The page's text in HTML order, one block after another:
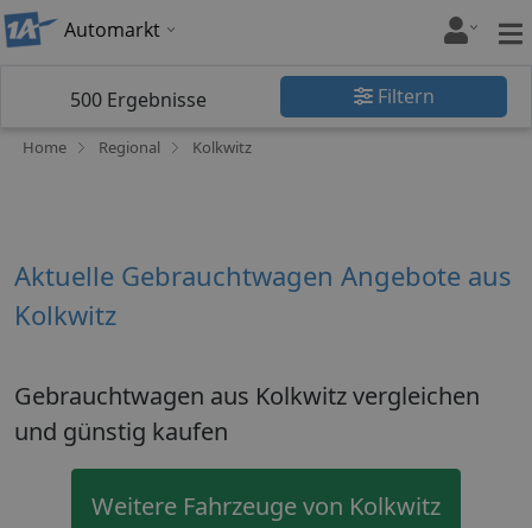
Automarkt
500 Ergebnisse Filtern
Home Regional Kolkwitz
Aktuelle Gebrauchtwagen Angebote aus
Kolkwitz
Gebrauchtwagen aus Kolkwitz vergleichen
und günstig kaufen
Weitere Fahrzeuge von Kolkwitz